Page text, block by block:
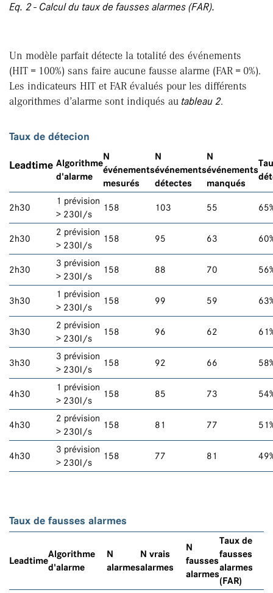
Eq. 2 - Calcul du taux de fausses alarmes (FAR).
Un modèle parfait détecte la totalité des événements
(HIT = 100%) sans faire aucune fausse alarme (FAR = 0%).
Les indicateurs HIT et FAR évalués pour les différents
algorithmes d’alarme sont indiqués au tableau 2.
Taux de détecion
Leadtime Algorithme
d'alarme
N
événements
mesurés
N
événements
détectes
N
événements
manqués
2h30
1 prévision
> 230l/s
158 103 55
2h30
2 prévision
> 230l/s
158 95 63
2h30
3 prévision
> 230l/s
158 88 70
3h30
1 prévision
> 230l/s
158 99 59
3h30
2 prévision
> 230l/s
158 96 62
3h30
3 prévision
> 230l/s
158 92 66
4h30
1 prévision
> 230l/s
158 85 73
4h30
2 prévision
> 230l/s
158 81 77
4h30
3 prévision
> 230l/s
158 77 81
Taux de fausses alarmes
Leadtime
Algorithme
d'alarme
N
alarmes
N vrais
alarmes
N
fausses
alarmes
Taux de
fausses
alarmes
(FAR)